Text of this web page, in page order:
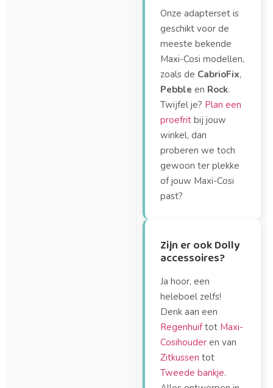
Onze adapterset is
geschikt voor de
meeste bekende
Maxi-Cosi modellen,
zoals de CabrioFix,
Pebble en Rock.
Twijfel je? Plan een
proefrit bij jouw
winkel, dan
proberen we toch
gewoon ter plekke
of jouw Maxi-Cosi
past?
Zijn er ook Dolly
accessoires?
Ja hoor, een
heleboel zelfs!
Denk aan een
Regenhuiftot Maxi-
Cosihouder en van
Zitkussen tot
Tweede bankje.